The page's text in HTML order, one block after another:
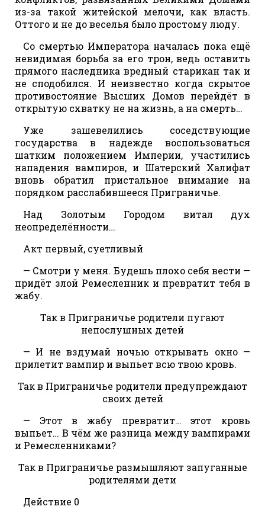
из-за такой житейской мелочи, как власть.
Оттого и не до веселья было простому люду.
Со смертью Императора началась пока ещё
невидимая борьба за его трон, ведь оставить
прямого наследника вредный старикан так и
не сподобился. И неизвестно когда скрытое
противостояние Высших Домов перейдёт в
открытую схватку не на жизнь, а на смерть…
Уже зашевелились соседствующие
государства в надежде воспользоваться
шатким положением Империи, участились
нападения вампиров, и Шатерский Халифат
вновь обратил пристальное внимание на
порядком расслабившееся Приграничье.
Над Золотым Городом витал дух
неопределённости…
Акт первый, суетливый
— Смотри у меня. Будешь плохо себя вести —
придёт злой Ремесленник и превратит тебя в
жабу.
Так в Приграничье родители пугают
непослушных детей
— И не вздумай ночью открывать окно —
прилетит вампир и выпьет всю твою кровь.
Так в Приграничье родители предупреждают
своих детей
— Этот в жабу превратит… этот кровь
выпьет… В чём же разница между вампирами
и Ремесленниками?
Так в Приграничье размышляют запуганные
родителями дети
Действие 0